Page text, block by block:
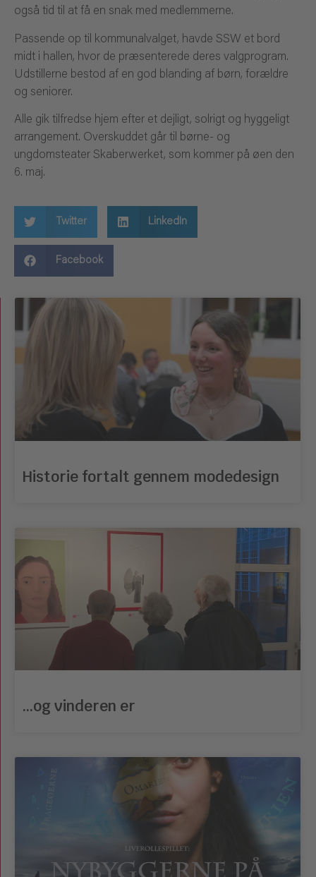
også tid til at få en snak med medlemmerne.
Passende op til kommunalvalget, havde SSW et bord
midt i hallen, hvor de præsenterede deres valgprogram.
Udstillerne bestod af en god blanding af børn, forældre
og seniorer.
Alle gik tilfredse hjem efter et dejligt, solrigt og hyggeligt
arrangement. Overskuddet går til børne- og
ungdomsteater Skaberwerket, som kommer på øen den
6. maj.
Twitter LinkedIn
Facebook
Historie fortalt gennem modedesign
…og vinderen er